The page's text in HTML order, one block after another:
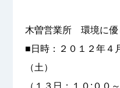
木曽営業所 環境に優
■日時：２０１２年４
（土）
（１３日：１０:００